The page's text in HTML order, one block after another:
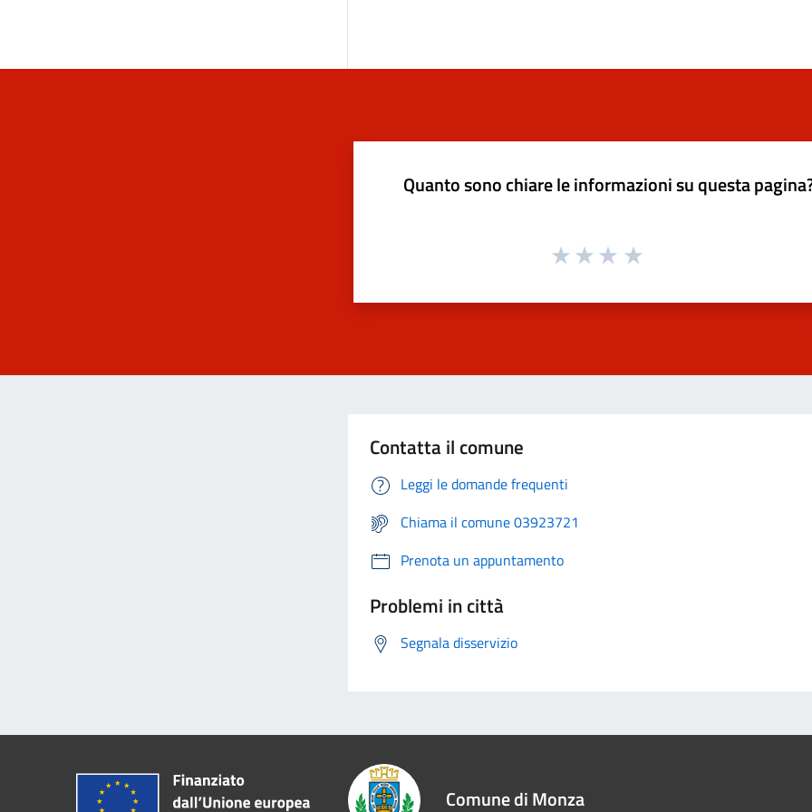
Quanto sono chiare le informazioni su questa
Contatta il comune
Leggi le domande frequenti
Chiama il comune 03923721
Prenota un appuntamento
Problemi in città
Segnala disservizio
Comune di Monza